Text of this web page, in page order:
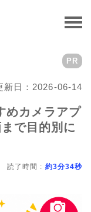
新日：2026-06-14
PR
めカメラアプ
で目的別に
読了時間 : 約3分34秒